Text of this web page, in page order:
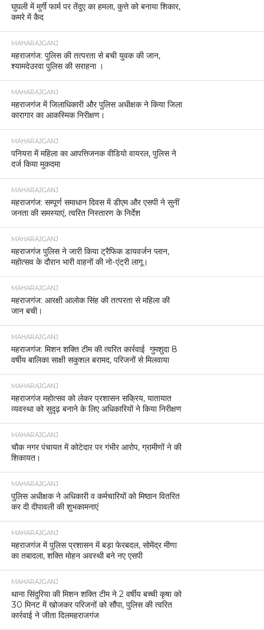
घुघली में मुर्गी फार्म पर तेंदुए का हमला, कुत्ते को बनाया शिकार,
कमरे में कैद
MAHARAJGANJ
महराजगंज: पुलिस की तत्परता से बची युवक की जान,
श्यामदेउरवा पुलिस की सराहना ।
MAHARAJGANJ
महराजगंज में जिलाधिकारी और पुलिस अधीक्षक ने किया जिला
कारागार का आकस्मिक निरीक्षण।
MAHARAJGANJ
पनियरा में महिला का आपत्तिजनक वीडियो वायरल, पुलिस ने
दर्ज किया मुकदमा
MAHARAJGANJ
महराजगंज: सम्पूर्ण समाधान दिवस में डीएम और एसपी ने सुनीं
जनता की समस्याएं, त्वरित निस्तारण के निर्देश
MAHARAJGANJ
महराजगंज पुलिस ने जारी किया ट्रैफिक डायवर्जन प्लान,
महोत्सव के दौरान भारी वाहनों की नो-एंट्री लागू।
MAHARAJGANJ
महराजगंज: आरक्षी आलोक सिंह की तत्परता से महिला की
जान बची।
MAHARAJGANJ
महराजगंज: मिशन शक्ति टीम की त्वरित कार्रवाई गुमशुदा 8
वर्षीय बालिका साक्षी सकुशल बरामद, परिजनों से मिलवाया
MAHARAJGANJ
महराजगंज महोत्सव को लेकर प्रशासन सक्रिय, यातायात
व्यवस्था को सुदृढ़ बनाने के लिए अधिकारियों ने किया निरीक्षण
MAHARAJGANJ
चौक नगर पंचायत में कोटेदार पर गंभीर आरोप, ग्रामीणों ने की
शिकायत।
MAHARAJGANJ
पुलिस अधीक्षक ने अधिकारी व कर्मचारियों को मिष्ठान वितरित
कर दी दीपावली की शुभकामनाएं
MAHARAJGANJ
महराजगंज में पुलिस प्रशासन में बड़ा फेरबदल, सोमेंद्र मीणा
का तबादला, शक्ति मोहन अवस्थी बने नए एसपी
MAHARAJGANJ
थाना सिंदुरिया की मिशन शक्ति टीम ने 2 वर्षीय बच्ची कृषा को
30 मिनट में खोजकर परिजनों को सौंपा, पुलिस की त्वरित
कार्रवाई ने जीता दिलमहराजगंज